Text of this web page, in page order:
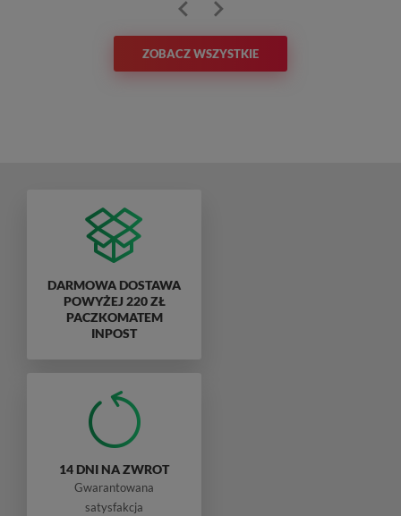
ZOBACZ WSZYSTKIE
DARMOWA DOSTAWA
POWYŻEJ 220 ZŁ
PACZKOMATEM
INPOST
14 DNI NA ZWROT
Gwarantowana
satysfakcja